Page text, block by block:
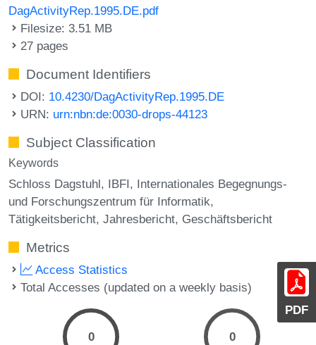
PDF
DagActivityRep.1995.DE.pdf
Filesize: 3.51 MB
27 pages
Document Identifiers
DOI: 10.4230/DagActivityRep.1995.DE
URN: urn:nbn:de:0030-drops-44123
Subject Classification
Keywords
Schloss Dagstuhl IBFI Internationales Begegnungs-
und Forschungszentrum für Informatik
Tätigkeitsbericht Jahresbericht Geschäftsbericht
Metrics
Access Statistics
Total Accesses (updated on a weekly basis)
0 0